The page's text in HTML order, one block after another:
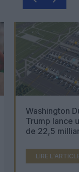
Washington
Trump lance
de 22,5
LIRE